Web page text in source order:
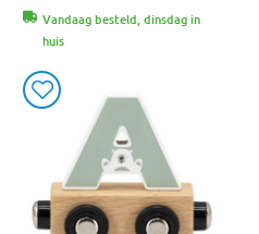
Vandaag besteld, dinsdag in
huis